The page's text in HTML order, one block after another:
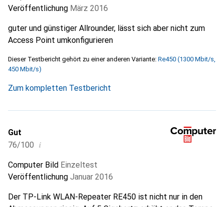
Veröffentlichung März 2016
guter und günstiger Allrounder, lässt sich aber nicht zum
Access Point umkonfigurieren
Dieser Testbericht gehört zu einer anderen Variante: Re450 (1300 Mbit/s,
450 Mbit/s)
Zum kompletten Testbericht
Gut
76/100 i
Computer Bild Einzeltest
Veröffentlichung Januar 2016
Der TP-Link WLAN-Repeater RE450 ist nicht nur in den